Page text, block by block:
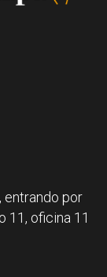
entrando por
11, oficina 11